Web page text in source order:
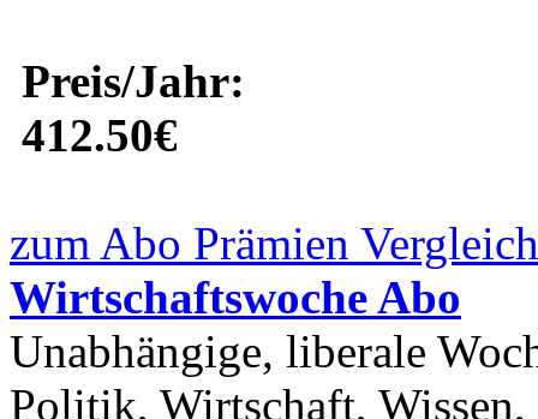
Preis/Jahr:
412.50€
zum Abo Prämien
Wirtschaftswoche Abo
Unabhängige, liberale
Politik, Wirtschaft,